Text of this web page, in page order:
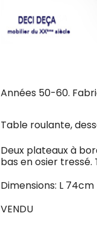
Années 50-60.
Table roulante,
Deux plateaux à
bas en osier tressé.
Dimensions: L 74cm
VENDU